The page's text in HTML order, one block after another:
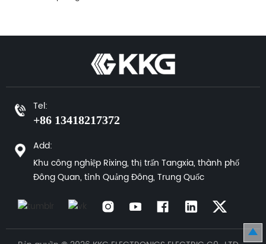
Tel:
+86 13418217372
Add:
Khu công nghiệp Rixing, thị trấn Tangxia, thành phố
Đông Quan, tỉnh Quảng Đông, Trung Quốc